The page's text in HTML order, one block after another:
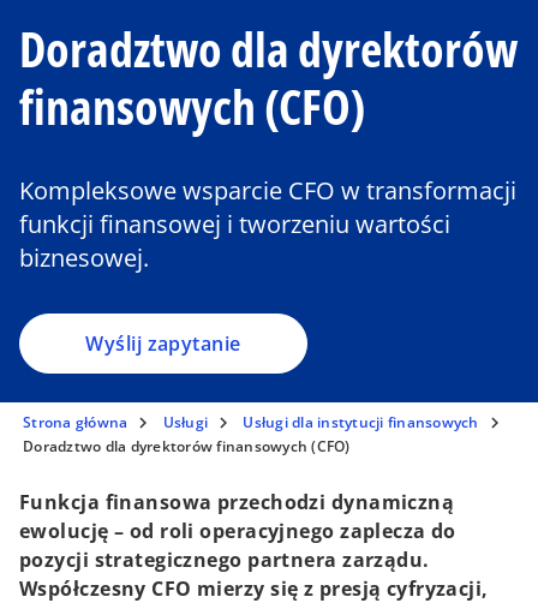
Doradztwo dla dyrektorów
finansowych (CFO)
Kompleksowe wsparcie CFO w transformacji
funkcji finansowej i tworzeniu wartości
biznesowej.
Wyślij zapytanie
Strona główna Usługi
Usługi dla instytucji finansowych
Doradztwo dla dyrektorów finansowych (CFO)
Funkcja finansowa przechodzi dynamiczną
ewolucję – od roli operacyjnego zaplecza do
pozycji strategicznego partnera zarządu.
Współczesny CFO mierzy się z presją cyfryzacji,